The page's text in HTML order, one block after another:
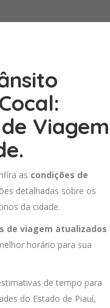
Viagem
as condições de
detalhadas sobre os
da cidade.
de viagem atualizados
horário para sua
de tempo para
do Estado de Piauí,